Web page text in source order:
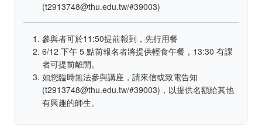
(t2913748@thu.edu.tw/#39003)
參與者可於11:50提前報到，先行用餐
6/12 下午 5 點前報名者將提供輕食午餐，13:30 有課
者可提前離開。
如您臨時無法參與講座，請來信或致電告知
(t2913748@thu.edu.tw/#39003)，以提供名額給其他
有興趣的師生。